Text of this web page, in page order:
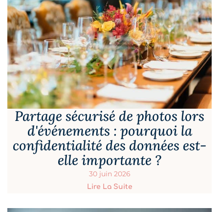
Partage sécurisé de photos lors
d'événements : pourquoi la
confidentialité des données est-
elle importante ?
30 juin 2026
Lire La Suite